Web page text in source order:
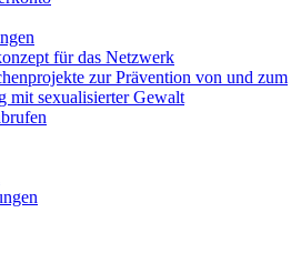
für das Netzwerk
zur Prävention von und zum
mit sexualisierter Gewalt